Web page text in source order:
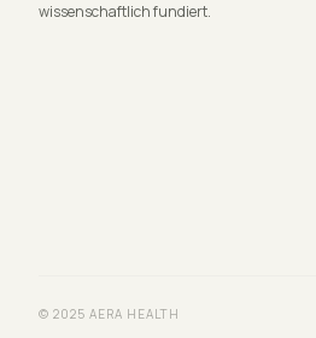
wissenschaftlich fundiert.
© 2025 AERA HEALTH